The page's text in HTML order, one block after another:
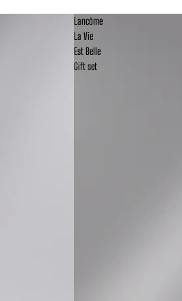
Lancôme
La Vie
Est Belle
Gift set